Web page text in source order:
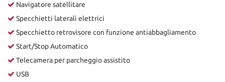
Navigatore satellitare
Specchietti laterali elettrici
Specchietto retrovisore con funzione antiabbagliamento
Start/Stop Automatico
Telecamera per parcheggio assistito
USB